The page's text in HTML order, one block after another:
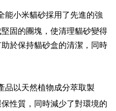
能小米貓砂採用了先進的強
固的團塊，使清理貓砂變得
於保持貓砂盒的清潔，同時
品以天然植物成分萃取製
性質，同時減少了對環境的